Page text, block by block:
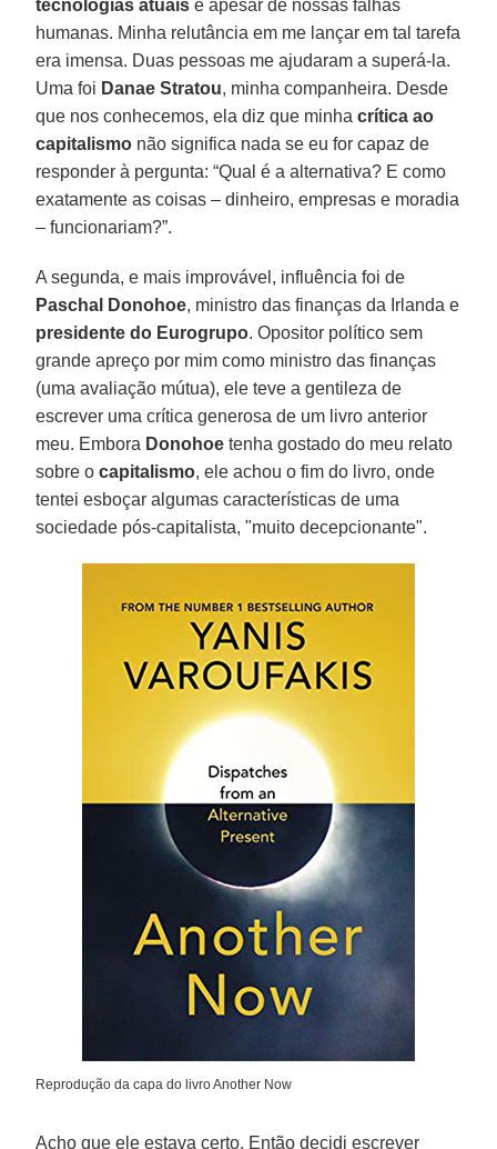
tecnologias atuais e apesar de nossas falhas
humanas. Minha relutância em me lançar em tal tarefa
era imensa. Duas pessoas me ajudaram a superá-la.
Uma foi Danae Stratou, minha companheira. Desde
que nos conhecemos, ela diz que minhacrítica ao
capitalismo não significa nada se eu for capaz de
responder à pergunta: “Qual é a alternativa? E como
exatamente as coisas – dinheiro, empresas e moradia
– funcionariam?”.
A segunda, e mais improvável, influência foi de
Paschal Donohoe, ministro das finanças da Irlanda e
presidente do Eurogrupo. Opositor político sem
grande apreço por mim como ministro das finanças
(uma avaliação mútua), ele teve a gentileza de
escrever uma crítica generosa de um livro anterior
meu. Embora Donohoe tenha gostado do meu relato
sobre ocapitalismo, ele achou o fim do livro, onde
tentei esboçar algumas características de uma
sociedade pós-capitalista, "muito decepcionante".
Reprodução da capa do livro Another Now
Acho que ele estava certo. Então decidi escrever